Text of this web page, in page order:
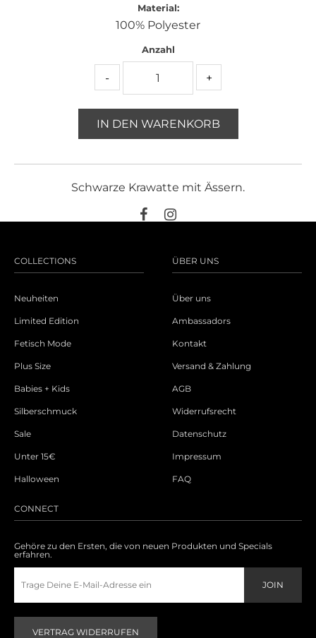
Material:
100% Polyester
Anzahl
- +
IN DEN WARENKORB
Schwarze Krawatte mit Ässern.
COLLECTIONS
Neuheiten
Limited Edition
Fetisch Mode
Plus Size
Babies + Kids
Silberschmuck
Sale
Unter 15€
Halloween
ÜBER UNS
Über uns
Ambassadors
Kontakt
Versand & Zahlung
AGB
Widerrufsrecht
Datenschutz
Impressum
FAQ
CONNECT
Gehöre zu den Ersten, die von neuen Produkten und Specials
erfahren.
VERTRAG WIDERRUFEN